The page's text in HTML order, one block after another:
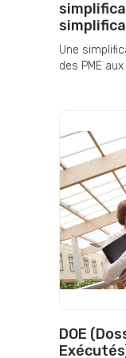
Une
des PME
DOE